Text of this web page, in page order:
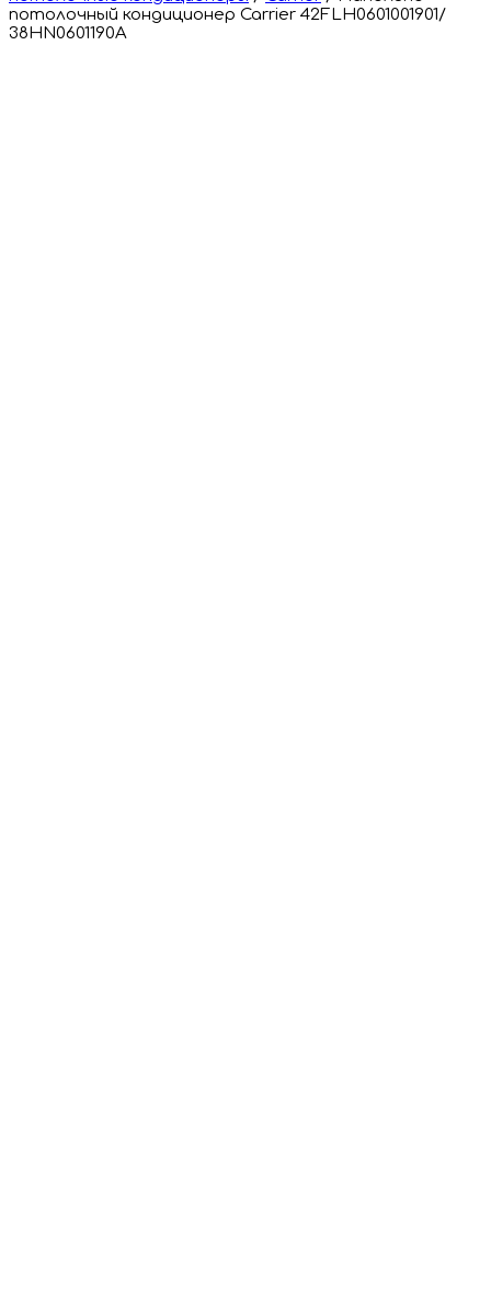
потолочный кондиционер Carrier 42FLH0601001901/
38HN0601190A